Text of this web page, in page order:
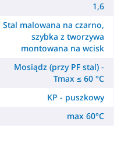
1,6
Stal malowana na czarno,
szybka z tworzywa
montowana na wcisk
Mosiądz (przy PF stal) -
Tmax ≤ 60 °C
KP - puszkowy
max 60°C